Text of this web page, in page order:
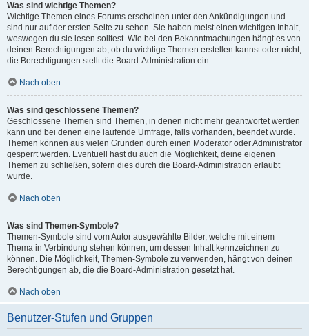
Was sind wichtige Themen?
Wichtige Themen eines Forums erscheinen unter den Ankündigungen und
sind nur auf der ersten Seite zu sehen. Sie haben meist einen wichtigen Inhalt,
weswegen du sie lesen solltest. Wie bei den Bekanntmachungen hängt es von
deinen Berechtigungen ab, ob du wichtige Themen erstellen kannst oder nicht;
die Berechtigungen stellt die Board-Administration ein.
Nach oben
Was sind geschlossene Themen?
Geschlossene Themen sind Themen, in denen nicht mehr geantwortet werden
kann und bei denen eine laufende Umfrage, falls vorhanden, beendet wurde.
Themen können aus vielen Gründen durch einen Moderator oder Administrator
gesperrt werden. Eventuell hast du auch die Möglichkeit, deine eigenen
Themen zu schließen, sofern dies durch die Board-Administration erlaubt
wurde.
Nach oben
Was sind Themen-Symbole?
Themen-Symbole sind vom Autor ausgewählte Bilder, welche mit einem
Thema in Verbindung stehen können, um dessen Inhalt kennzeichnen zu
können. Die Möglichkeit, Themen-Symbole zu verwenden, hängt von deinen
Berechtigungen ab, die die Board-Administration gesetzt hat.
Nach oben
Benutzer-Stufen und Gruppen